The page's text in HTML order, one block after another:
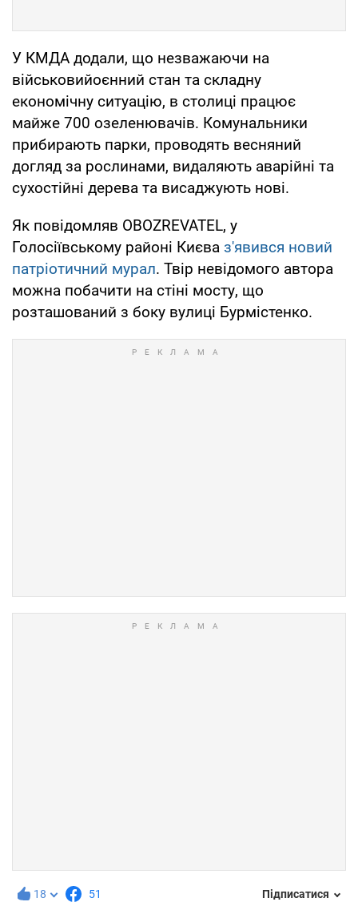
У КМДА додали, що незважаючи на
військовийоєнний стан та складну
економічну ситуацію, в столиці працює
майже 700 озеленювачів. Комунальники
прибирають парки, проводять весняний
догляд за рослинами, видаляють аварійні та
сухостійні дерева та висаджують нові.
Як повідомляв OBOZREVATEL, у
Голосіївському районі Києва з'явився новий
патріотичний мурал. Твір невідомого автора
можна побачити на стіні мосту, що
розташований з боку вулиці Бурмістенко.
18 51 Підписатися